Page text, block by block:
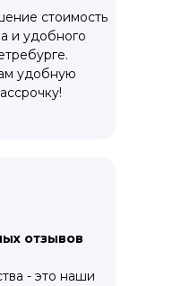
стоимость
и удобного
удобную
- это наши
отзывов